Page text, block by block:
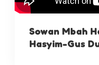
Sowan Mbah
Hasyim-Gus